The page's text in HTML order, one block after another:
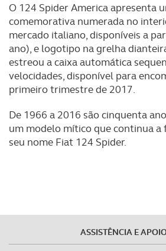
O 124 Spider America apresenta
comemorativa numerada no
mercado italiano, disponíveis a
ano), e logotipo na grelha
estreou a caixa automática
velocidades, disponível para
primeiro trimestre de 2017.
De 1966 a 2016 são cinquenta
um modelo mítico que continua a
seu nome Fiat 124 Spider.
ASSISTÊNCIA E